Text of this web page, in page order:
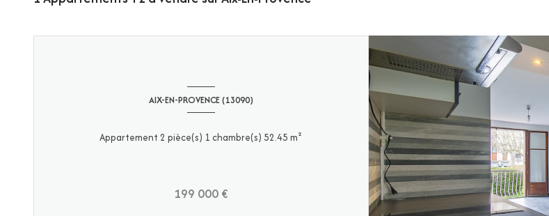
AIX-EN-PROVENCE (13090)
Appartement 2 pièce(s) 1 chambre(s) 52.45 m²
199 000 €